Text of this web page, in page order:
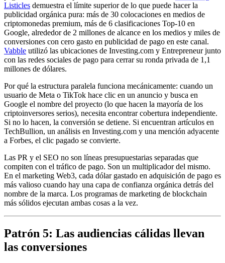
Listicles demuestra el límite superior de lo que puede hacer la
publicidad orgánica pura: más de 30 colocaciones en medios de
criptomonedas premium, más de 6 clasificaciones Top-10 en
Google, alrededor de 2 millones de alcance en los medios y miles de
conversiones con cero gasto en publicidad de pago en este canal.
Vabble utilizó las ubicaciones de Investing.com y Entrepreneur junto
con las redes sociales de pago para cerrar su ronda privada de 1,1
millones de dólares.
Por qué la estructura paralela funciona mecánicamente: cuando un
usuario de Meta o TikTok hace clic en un anuncio y busca en
Google el nombre del proyecto (lo que hacen la mayoría de los
criptoinversores serios), necesita encontrar cobertura independiente.
Si no lo hacen, la conversión se detiene. Si encuentran artículos en
TechBullion, un análisis en Investing.com y una mención adyacente
a Forbes, el clic pagado se convierte.
Las PR y el SEO no son líneas presupuestarias separadas que
compiten con el tráfico de pago. Son un multiplicador del mismo.
En el marketing Web3, cada dólar gastado en adquisición de pago es
más valioso cuando hay una capa de confianza orgánica detrás del
nombre de la marca. Los programas de marketing de blockchain
más sólidos ejecutan ambas cosas a la vez.
Patrón 5: Las audiencias cálidas llevan
las conversiones